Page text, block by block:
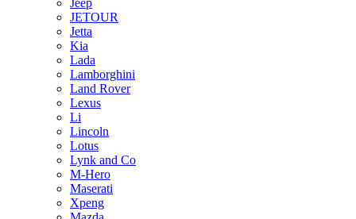
Jeep
JETOUR
Jetta
Kia
Lada
Lamborghini
Land Rover
Lexus
Li
Lincoln
Lotus
Lynk and Co
M-Hero
Maserati
Xpeng